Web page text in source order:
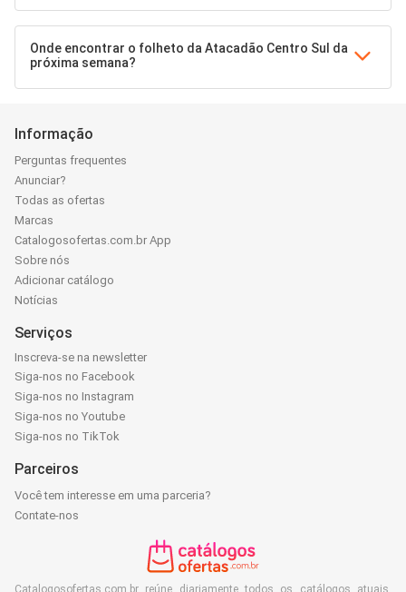
Onde encontrar o folheto da Atacadão Centro Sul da
próxima semana?
Informação
Perguntas frequentes
Anunciar?
Todas as ofertas
Marcas
Catalogosofertas.com.br App
Sobre nós
Adicionar catálogo
Notícias
Serviços
Inscreva-se na newsletter
Siga-nos no Facebook
Siga-nos no Instagram
Siga-nos no Youtube
Siga-nos no TikTok
Parceiros
Você tem interesse em uma parceria?
Contate-nos
Catalogosofertas.com.br reúne diariamente todos os catálogos atuais,